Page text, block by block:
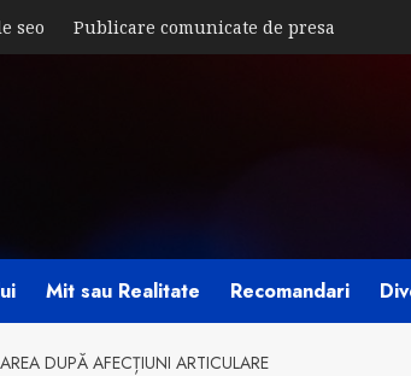
seo Publicare comunicate de presa
Mit sau Realitate Recomandari
DUPĂ AFECȚIUNI ARTICULARE